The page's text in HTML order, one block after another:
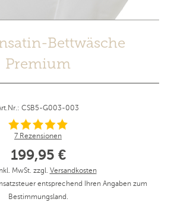
Bettwäsche
Premium
CSB5-G003-003
7 Rezensionen
199,95 €
MwSt. zzgl. Versandkosten
entsprechend Ihren Angaben zum
Bestimmungsland.